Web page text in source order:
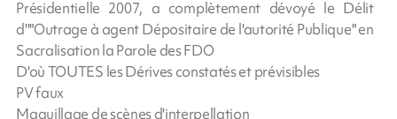
Présidentielle 2007, a complètement dévoyé le Délit
d''"Outrage à agent Dépositaire de l'autorité Publique" en
Sacralisation la Parole des FDO
D'où TOUTES les Dérives constatés et prévisibles
PV faux
Maquillage de scènes d'interpellation